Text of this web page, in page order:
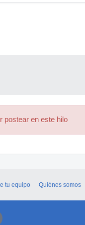
postear en este hilo
tu equipo Quiénes somos